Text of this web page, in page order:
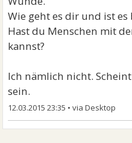
Wie geht es dir und ist
Hast du Menschen mit
kannst?
Ich nämlich nicht.
sein.
12.03.2015 23:35 •